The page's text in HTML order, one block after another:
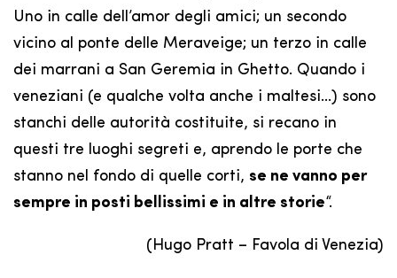
Uno in calle dell’amor degli amici; un secondo
vicino al ponte delle Meraveige; un terzo in calle
dei marrani a San Geremia in Ghetto. Quando i
veneziani (e qualche volta anche i maltesi…) sono
stanchi delle autorità costituite, si recano in
questi tre luoghi segreti e, aprendo le porte che
stanno nel fondo di quelle corti, se ne vanno per
sempre in posti bellissimi e in altre storie“.
(Hugo Pratt – Favola di Venezia)